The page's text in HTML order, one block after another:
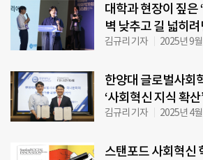
대학과 현장이 짚은
벽 낮추고 길 넓히려
김규리 기자 2025년 9
한양대 글로벌사회
‘사회혁신 지식 확산
김규리 기자 2025년 4
스탠포드 사회혁신